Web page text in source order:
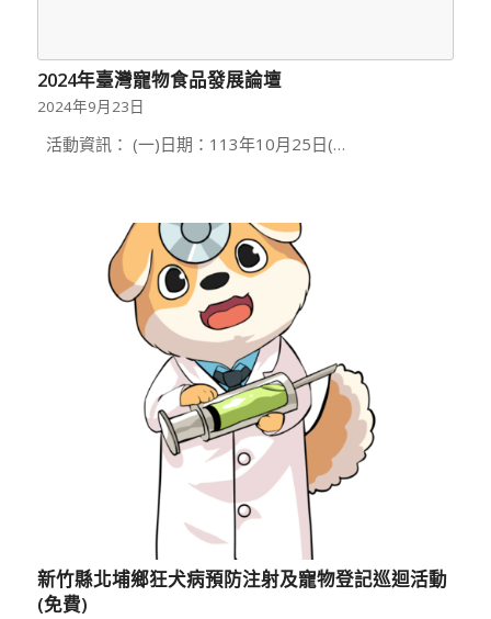
2024年臺灣寵物食品發展論壇
2024年9月23日
活動資訊： (一)日期：113年10月25日(…
新竹縣北埔鄉狂犬病預防注射及寵物登記巡迴活動
(免費)